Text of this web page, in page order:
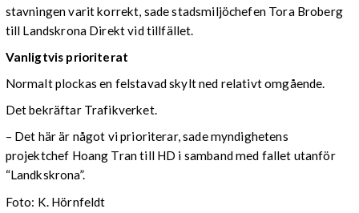
stavningen varit korrekt, sade stadsmiljöchefen Tora Broberg
till Landskrona Direkt vid tillfället.
Vanligtvis prioriterat
Normalt plockas en felstavad skylt ned relativt omgående.
Det bekräftar Trafikverket.
– Det här är något vi prioriterar, sade myndighetens
projektchef Hoang Tran till HD i samband med fallet utanför
“Landkskrona”.
Foto: K. Hörnfeldt